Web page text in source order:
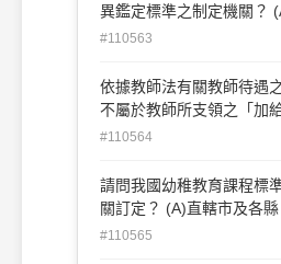
異鑑定標準之制定機關？ (A)直轄市及各縣
(市)政府 (B)中央主管教育行政
#110563
依據教師法有關教師待遇
不屬於教師所支領之「加給」？ (A)
給 (B)獎金加給 (C)學術研
#110564
請問我國幼稚教育課程標
關訂定？ (A)直轄市及各縣（市）教育局
(B)各幼稚園自訂 (C)中國幼稚教育學會 (D)
#110565